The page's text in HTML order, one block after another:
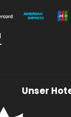
Unser